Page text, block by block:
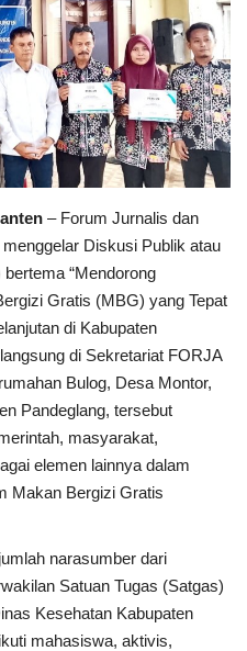
– Forum Jurnalis dan
Diskusi Publik atau
“Mendorong
Gratis (MBG) yang Tepat
di Kabupaten
di Sekretariat FORJA
Bulog, Desa Montor,
Pandeglang, tersebut
masyarakat,
elemen lainnya dalam
Makan Bergizi Gratis
narasumber dari
Satuan Tugas (Satgas)
Kesehatan Kabupaten
mahasiswa, aktivis,